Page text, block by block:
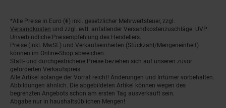
Fußnoten
*Alle Preise in Euro (€) inkl. gesetzlicher Mehrwertsteuer, zzgl.
Versandkosten und zzgl. evtl. anfallender Versandkostenzuschläge. UVP:
Unverbindliche Preisempfehlung des Herstellers.
Preise (inkl. MwSt.) und Verkaufseinheiten (Stückzahl/Mengeneinheit)
können im Online-Shop abweichen.
Statt- und durchgestrichene Preise beziehen sich auf unseren zuvor
geforderten Verkaufspreis.
Alle Artikel solange der Vorrat reicht! Änderungen und Irrtümer vorbehalten.
Abbildungen ähnlich. Die abgebildeten Artikel können wegen des
begrenzten Angebots schon am ersten Tag ausverkauft sein.
Abgabe nur in haushaltsüblichen Mengen!